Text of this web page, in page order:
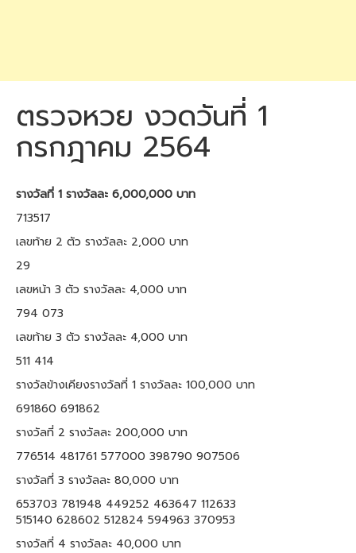
ตรวจหวย งวดวันที่ 1
กรกฎาคม 2564
รางวัลที่ 1 รางวัลละ 6,000,000 บาท
713517
เลขท้าย 2 ตัว รางวัลละ 2,000 บาท
29
เลขหน้า 3 ตัว รางวัลละ 4,000 บาท
794 073
เลขท้าย 3 ตัว รางวัลละ 4,000 บาท
511 414
รางวัลข้างเคียงรางวัลที่ 1 รางวัลละ 100,000 บาท
691860 691862
รางวัลที่ 2 รางวัลละ 200,000 บาท
776514 481761 577000 398790 907506
รางวัลที่ 3 รางวัลละ 80,000 บาท
653703 781948 449252 463647 112633
515140 628602 512824 594963 370953
รางวัลที่ 4 รางวัลละ 40,000 บาท